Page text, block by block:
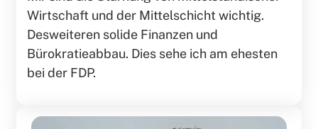
Wirtschaft und der Mittelschicht wichtig.
Desweiteren solide Finanzen und
Bürokratieabbau. Dies sehe ich am ehesten
bei der FDP.